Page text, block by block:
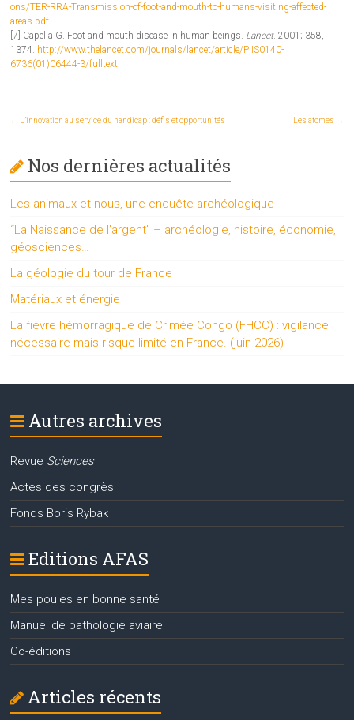
ons/TER-RRA-Transmission-of-foot-and-mouth-to-humans-visiting-affected-
areas.pdf.
[7] Capella G. Foot and mouth disease in human beings. Lancet. 2001; 358,
1374. http://www.thelancet.com/journals/lancet/article/PIIS0140-
6736(01)06444-3/fulltext.
← L’innovation au service du handicap : défis et opportunités Les atomes →
Nos dernières actualités
Les animaux et nous, une enquête archéologique
“La Naissance de l’argent” – archéologie, histoire, économie,
géosciences…
La géologie du tour de France
Matériaux et énergie
La fièvre hémorragique de Crimée Congo (FHCC) : vigilance
nécessaire mais risque limité en France. (juin 2026)
Autres archives
Revue Sciences
Actes des congrès
Fonds Boris Rybak
Editions AFAS
Mes poules en bonne santé
Manuel de pathologie aviaire
Co-éditions
Articles récents